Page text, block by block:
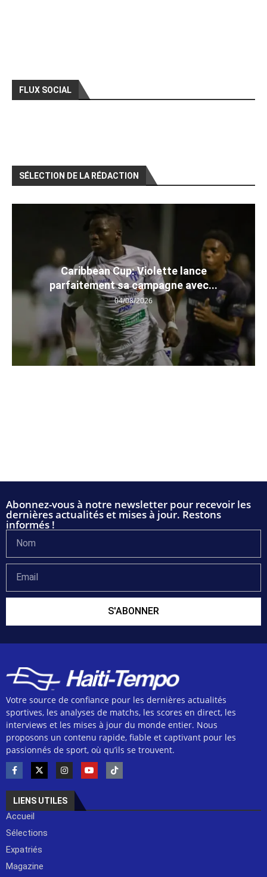
FLUX SOCIAL
SÉLECTION DE LA RÉDACTION
Caribbean Cup: Violette lance
parfaitement sa campagne avec...
04/08/2026
Abonnez-vous à notre newsletter pour recevoir les
dernières actualités et mises à jour. Restons
informés !
S'ABONNER
Votre source de confiance pour les dernières actualités
sportives, les analyses de matchs, les scores en direct, les
interviews et les mises à jour du monde entier. Nous
proposons un contenu rapide, fiable et captivant pour les
passionnés de sport, où qu’ils se trouvent.
LIENS UTILES
Accueil
Sélections
Expatriés
Magazine